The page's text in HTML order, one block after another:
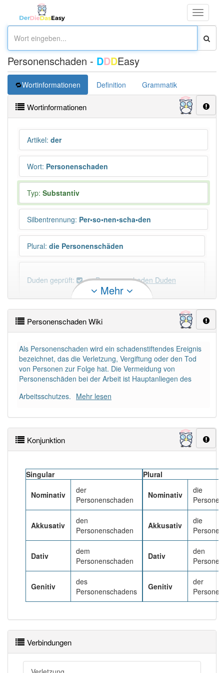
Toggle
Personenschaden - DDDEasy
Wortinformationen Definition Grammatik
Wortinformationen
Artikel: der
Wort: Personenschaden
Typ: Substantiv
Silbentrennung: Per•so•nen•scha•den
Plural: die Personenschäden
Duden geprüft: Personenschaden Duden
PowerIndex:17
Häufigkeit: 4 von 10
Das Wort wird häufig verwendet im Bereich
89% unserer Spielapp-Nutzer haben den Artikel
korrekt erraten.
Mehr
Personenschaden Wiki
Als Personenschaden wird ein schadenstiftendes Ereignis
bezeichnet, das die Verletzung, Vergiftung oder den Tod
von Personen zur Folge hat. Die Vermeidung von
Personenschäden bei der Arbeit ist Hauptanliegen des
Arbeitsschutzes. Mehr lesen
Konjunktion
Singular
Nominativ
der
Personenschaden
Akkusativ
den
Personenschaden
Dativ
dem
Personenschaden
Genitiv
des
Personenschadens
Plural
Nominativ
die
Akkusativ
die
Dativ
den
Genitiv
der
Verbindungen